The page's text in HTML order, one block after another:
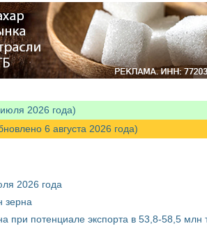
2026 года)
6 августа 2026 года)
2026 года
зерна
при потенциале экспорта в 53,8-58,5 млн